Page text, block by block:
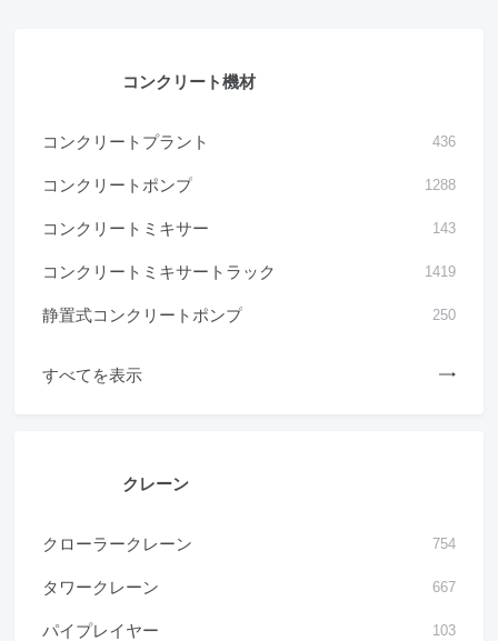
コンクリート機材
コンクリートプラント 436
コンクリートポンプ 1288
コンクリートミキサー 143
コンクリートミキサートラック 1419
静置式コンクリートポンプ 250
すべてを表示
クレーン
クローラークレーン 754
タワークレーン 667
パイプレイヤー 103